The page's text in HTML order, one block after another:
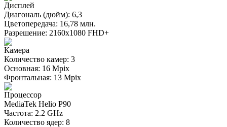
Дисплей
Диагональ (дюйм): 6,3
Цветопередача: 16,78 млн.
Разрешение: 2160x1080 FHD+
Камера
Количество камер: 3
Основная: 16 Mpix
Фронтальная: 13 Mpix
Процессор
MediaTek Helio P90
Частота: 2.2 GHz
Количество ядер: 8